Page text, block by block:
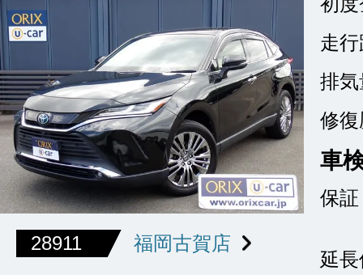
28911 福岡古賀店
走
排気
修復
車
保証
延